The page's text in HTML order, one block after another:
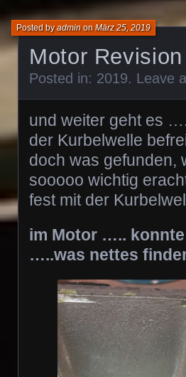
Motor Revision
Posted byadminonMärz 25, 2019
Posted in: 2019. Leave
und weiter geht es
der Kurbelwelle
doch was gefunden,
sooooo wichtig
fest mit der
im Motor …..
…..was nettes